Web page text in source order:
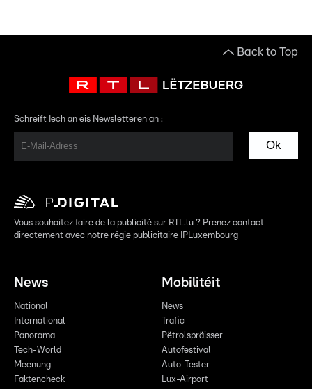
Back to Top
Schreift Iech an eis Newsletteren an :
Ok
Vous souhaitez faire de la publicité sur RTL.lu ? Prenez contact
directement avec notre régie publicitaire IPLuxembourg
News
National
International
Panorama
Tech-World
Meenung
Faktencheck
Mobilitéit
News
Trafic
Pëtrolspräisser
Autofestival
Auto-Tester
Lux-Airport